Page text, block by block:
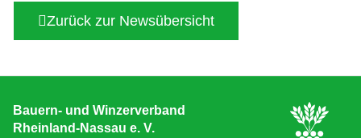
Zurück zur Newsübersicht
Bauern- und Winzerverband
Rheinland-Nassau e. V.